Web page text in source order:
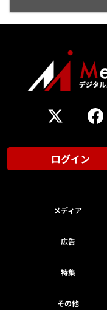
ログイン
メディア
広告
特集
その他